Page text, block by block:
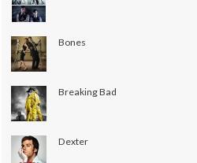
Bones
Breaking Bad
Dexter